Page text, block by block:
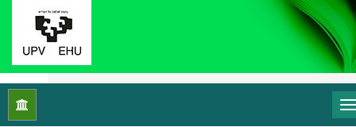
Inicio Vol. 14 Núm. 1 (2026): Discursos